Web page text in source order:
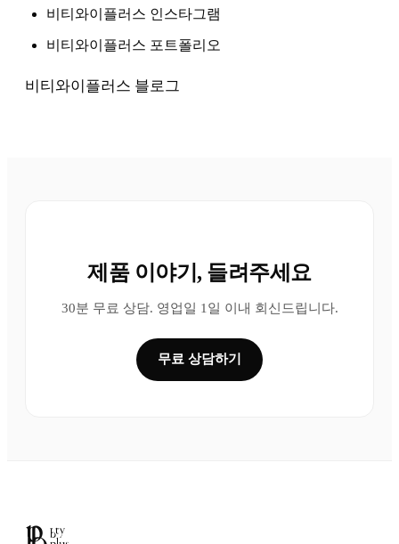
비티와이플러스 인스타그램
비티와이플러스 포트폴리오
비티와이플러스 블로그
제품 이야기, 들려주세요
30분 무료 상담. 영업일 1일 이내 회신드립니다.
무료 상담하기